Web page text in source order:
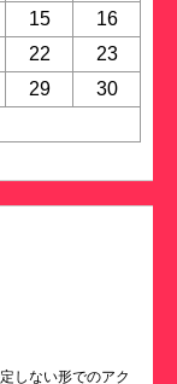
15
16
22
23
29
30
しない形でのアク